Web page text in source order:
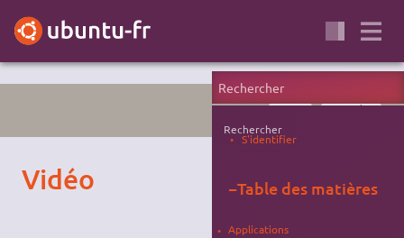
PORTAIL MULTIMÉDIA
Vidéo
Rechercher
S'identifier
−Table des matières
Applications